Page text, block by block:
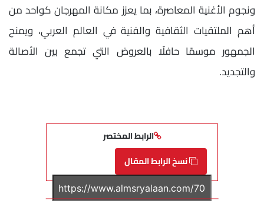
ونجوم الأغنية المعاصرة، بما يعزز مكانة المهرجان كواحد من
أهم الملتقيات الثقافية والفنية في العالم العربي، ويمنح
الجمهور موسمًا حافلًا بالعروض التي تجمع بين الأصالة
والتجديد.
الرابط المختصر
نسخ الرابط المقال